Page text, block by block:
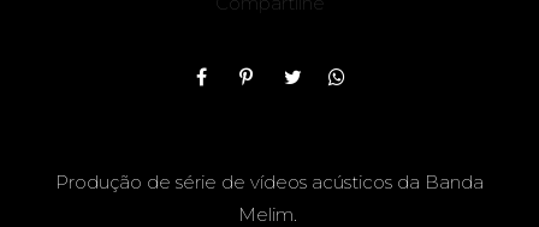
MELIM
Produção de série de vídeos acústicos da Banda
Melim.